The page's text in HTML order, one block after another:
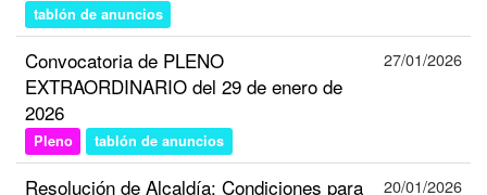
tablón de anuncios
Convocatoria de PLENO
EXTRAORDINARIO del 29 de enero de
2026
Pleno tablón de anuncios
27/01/2026
Resolución de Alcaldía: Condiciones para
20/01/2026